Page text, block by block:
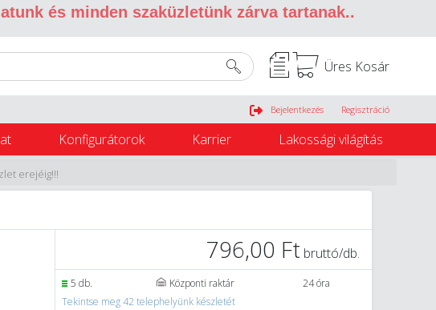
és minden szaküzletünk zárva tartanak..
Üres Kosár
Belépés
Bejelentkezés Regisztráció
Konfigurátorok Karrier Lakossági világítás
erejéig!!!
796,00 Ft bruttó/db.
5 db. Központi raktár
24 óra
Tekintse meg 42 telephelyünk készletét